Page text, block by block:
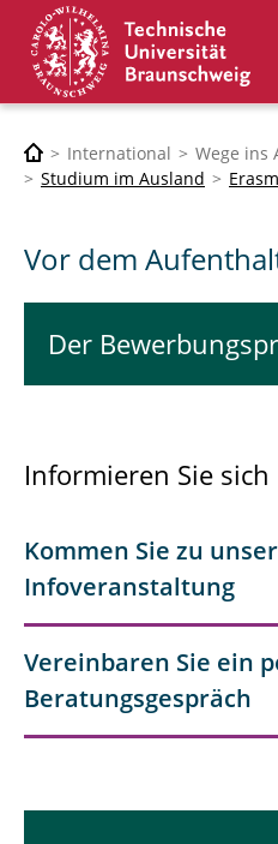
International
Wege ins
Studium im Ausland
Vor dem
Der
Informieren Sie sich
Kommen Sie zu
Infoveranstaltung
Vereinbaren Sie ein
Beratungsgespräch